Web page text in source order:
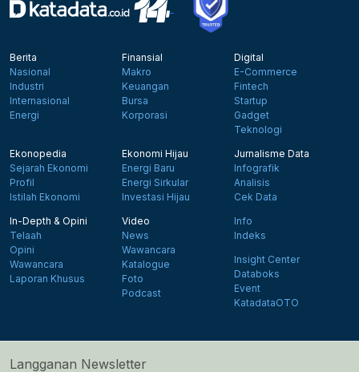
Berita
Nasional
Industri
Internasional
Energi
Finansial
Makro
Keuangan
Bursa
Korporasi
Digital
E-Commerce
Fintech
Startup
Gadget
Teknologi
Ekonopedia
Sejarah Ekonomi
Profil
Istilah Ekonomi
Ekonomi Hijau
Energi Baru
Energi Sirkular
Investasi Hijau
Jurnalisme Data
Infografik
Analisis
Cek Data
In-Depth & Opini
Telaah
Opini
Wawancara
Laporan Khusus
Video
News
Wawancara
Katalogue
Foto
Podcast
Info
Indeks
Insight Center
Databoks
Event
KatadataOTO
Langganan Newsletter